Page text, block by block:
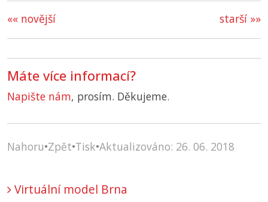
starší »»
«« novější
Máte více informací?
Napište nám, prosím. Děkujeme.
Nahoru•Zpět•Tisk•Aktualizováno: 26. 06. 2018
Virtuální model Brna